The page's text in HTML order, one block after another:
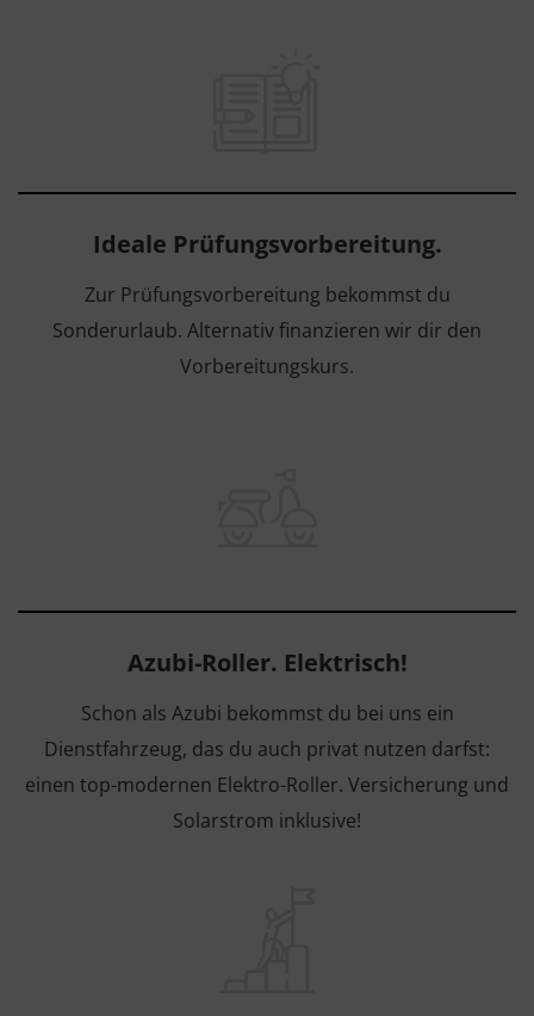
Ideale Prüfungsvorbereitung.
Zur Prüfungsvorbereitung bekommst du
Sonderurlaub. Alternativ finanzieren wir dir den
Vorbereitungskurs.
Azubi-Roller. Elektrisch!
Schon als Azubi bekommst du bei uns ein
Dienstfahrzeug, das du auch privat nutzen darfst:
einen top-modernen Elektro-Roller. Versicherung und
Solarstrom inklusive!